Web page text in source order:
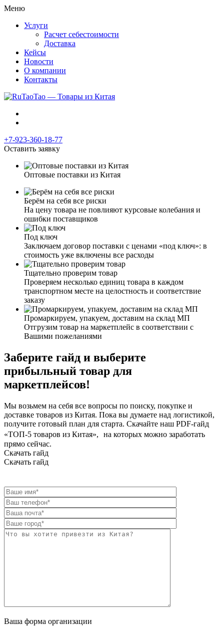
Меню
Услуги
Расчет себестоимости
Доставка
Кейсы
Новости
О компании
Контакты
+7-923-360-18-77
Оставить заявку
Оптовые поставки из Китая
Берём на себя все риски
На цену товара не повлияют курсовые колебания и
ошибки поставщиков
Под ключ
Заключаем договор поставки с ценами «под ключ»: в
стоимость уже включены все расходы
Тщательно проверим товар
Проверяем несколько единиц товара в каждом
транспортном месте на целостность и соответствие
заказу
Промаркируем, упакуем, доставим на склад МП
Отгрузим товар на маркетплейс в соответствии с
Вашими пожеланиями
Заберите гайд и выберите
прибыльный товар для
маркетплейсов!
Мы возьмем на себя все вопросы по поиску, покупке и
доставке товаров из Китая. Пока вы думаете над логистикой,
получите готовый план для старта. Скачайте наш PDF-гайд
«ТОП-5 товаров из Китая», на которых можно заработать
прямо сейчас.
Скачать гайд
Скачать гайд
Ваша форма организации